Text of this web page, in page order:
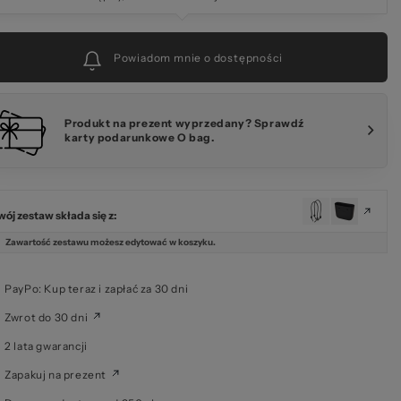
Powiadom mnie o dostępności
Produkt na prezent wyprzedany? Sprawdź
karty podarunkowe O bag.
zestaw składa się z:
Zawartość zestawu możesz edytować w koszyku.
PayPo: Kup teraz i zapłać za 30 dni
Zwrot do 30 dni
2 lata gwarancji
Zapakuj na prezent